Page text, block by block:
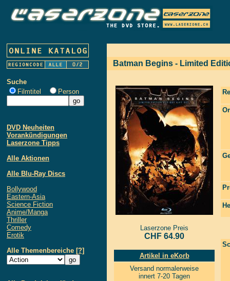
Suche
Filmtitel
Person
DVD Neuheiten
Vorankündigungen
Laserzone Tipps
Alle Aktionen
Alle Blu-Ray Discs
Bollywood
Eastern-Asia
Science Fiction
Anime/Manga
Thriller
Comedy
Erotik
Alle Themenbereiche [?]
Batman Begins - Limited
Laserzone Preis
CHF 64.90
Artikel in eKorb
Versand normalerweise
innert 7-20 Tagen